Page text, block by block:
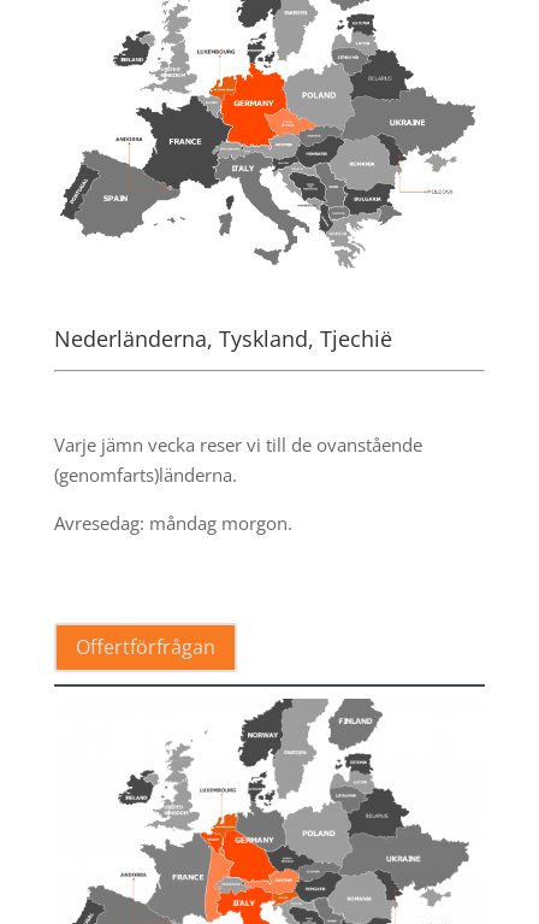
Nederländerna, Tyskland, Tjechië
Varje jämn vecka reser vi till de ovanstående
(genomfarts)länderna.
Avresedag: måndag morgon.
Offertförfrågan